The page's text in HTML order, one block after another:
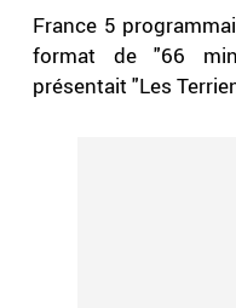
France 5
format de "66
présentait "Les